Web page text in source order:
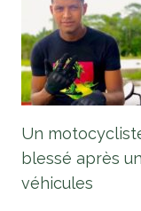
Un
blessé après
véhicules